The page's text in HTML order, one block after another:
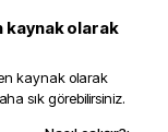
olarak
kaynak olarak
sık görebilirsiniz.